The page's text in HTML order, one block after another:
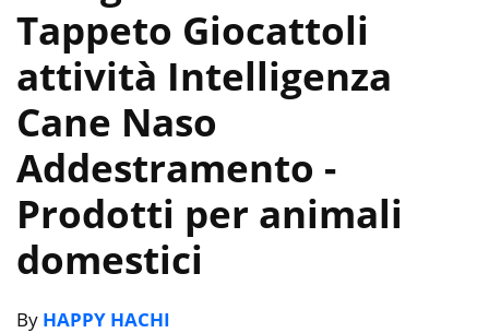
Tappeto Giocattoli
attività Intelligenza
Cane Naso
Addestramento -
Prodotti per animali
domestici
By HAPPY HACHI